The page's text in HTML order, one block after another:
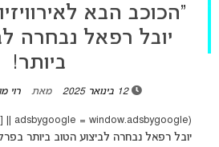
יובל רפאל נבחרה
ביותר!
12 בינואר 2025 מאת רוי